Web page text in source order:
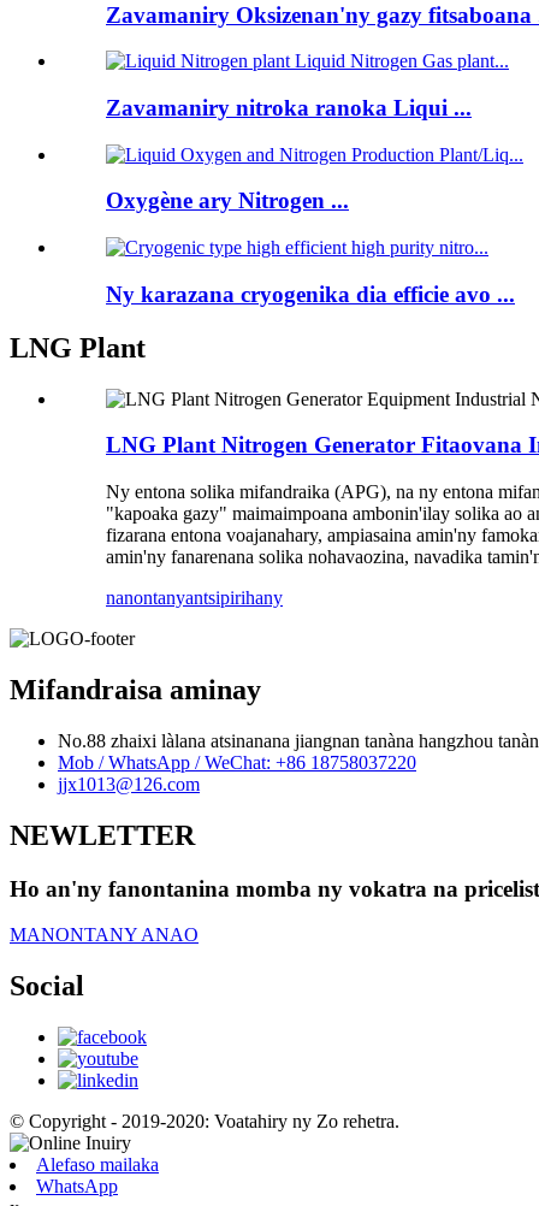
Zavamaniry Oksizenan'ny gazy fitsaboana
Zavamaniry nitroka ranoka Liqui ...
Oxygène ary Nitrogen ...
Ny karazana cryogenika dia efficie avo ...
LNG Plant
LNG Plant Nitrogen Generator Fitaovana
Ny entona solika mifandraika (APG), na ny entona
"kapoaka gazy" maimaimpoana ambonin'ilay solika ao
fizarana entona voajanahary, ampiasaina amin'ny
amin'ny fanarenana solika nohavaozina, navadika
nanontanyantsipirihany
Mifandraisa aminay
No.88 zhaixi làlana atsinanana jiangnan tanàna hangzhou
Mob / WhatsApp / WeChat: +86 18758037220
jjx1013@126.com
NEWLETTER
Ho an'ny fanontanina momba ny vokatra na
MANONTANY ANAO
Social
© Copyright - 2019-2020: Voatahiry ny Zo rehetra.
Alefaso mailaka
WhatsApp